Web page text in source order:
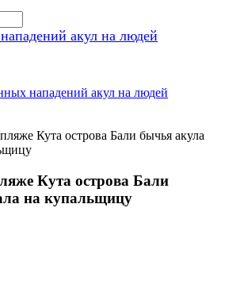
акул на людей
нападений акул на людей
Кута острова Бали бычья акула
Кута острова Бали
на купальщицу